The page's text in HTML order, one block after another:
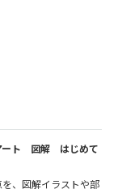
ート 図解 はじめて
、図解イラストや部